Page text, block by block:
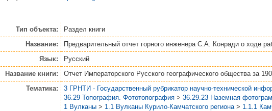
Тип объекта:
Раздел книги
Название:
Предварительный отчет горного инженера С.А. Конради о ходе
Язык:
Русский
Название книги:
Отчет Императорского Русского географического общества за
Тематика:
3 ГРНТИ - Государственный рубрикатор научно-технической
36.29 Топография. Фототопография > 36.29.23 Наземная
1 Вулканы > 1.1 Вулканы Курило-Камчатского региона > 1.1.1